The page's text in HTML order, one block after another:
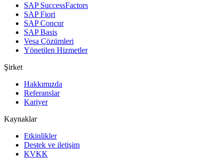
SAP SuccessFactors
SAP Fiori
SAP Concur
SAP Basis
Vesa Çözümleri
Yönetilen Hizmetler
Şirket
Hakkımızda
Referanslar
Kariyer
Kaynaklar
Etkinlikler
Destek ve iletişim
KVKK